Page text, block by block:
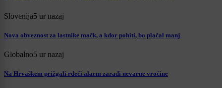
Slovenija5 ur nazaj
Nova obveznost za lastnike mačk, a kdor pohiti, bo plačal manj
Globalno5 ur nazaj
Na Hrvaškem prižgali rdeči alarm zaradi nevarne vročine